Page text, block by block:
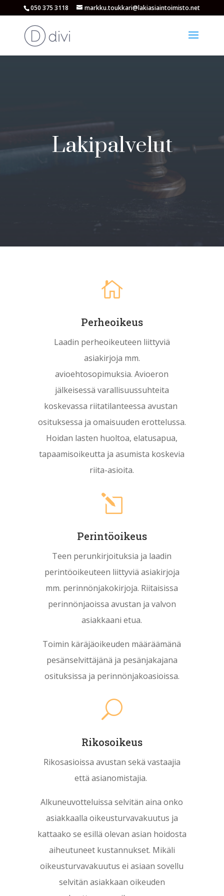
050 375 3118 markku.toukkari@lakiasiaintoimisto.net
Lakipalvelut

Perheoikeus
Laadin perheoikeuteen liittyviä
asiakirjoja mm.
avioehtosopimuksia. Avioeron
jälkeisessä varallisuussuhteita
koskevassa riitatilanteessa avustan
osituksessa ja omaisuuden erottelussa.
Hoidan lasten huoltoa, elatusapua,
tapaamisoikeutta ja asumista koskevia
riita-asioita.
l
Perintöoikeus
Teen perunkirjoituksia ja laadin
perintöoikeuteen liittyviä asiakirjoja
mm. perinnönjakokirjoja. Riitaisissa
perinnönjaoissa avustan ja valvon
asiakkaani etua.
Toimin käräjäoikeuden määräämänä
pesänselvittäjänä ja pesänjakajana
osituksissa ja perinnönjakoasioissa.
U
Rikosoikeus
Rikosasioissa avustan sekä vastaajia
että asianomistajia.
Alkuneuvotteluissa selvitän aina onko
asiakkaalla oikeusturvavakuutus ja
kattaako se esillä olevan asian hoidosta
aiheutuneet kustannukset. Mikäli
oikeusturvavakuutus ei asiaan sovellu
selvitän asiakkaan oikeuden